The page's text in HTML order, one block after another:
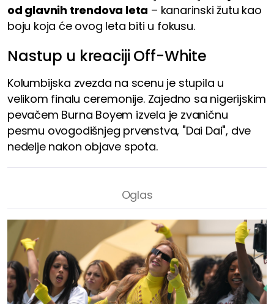
od glavnih trendova leta – kanarinski žutu kao
boju koja će ovog leta biti u fokusu.
Nastup u kreaciji Off-White
Kolumbijska zvezda na scenu je stupila u
velikom finalu ceremonije. Zajedno sa nigerijskim
pevačem Burna Boyem izvela je zvaničnu
pesmu ovogodišnjeg prvenstva, "Dai Dai", dve
nedelje nakon objave spota.